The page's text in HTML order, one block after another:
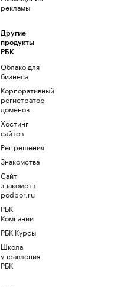
рекламы
Другие
продукты
РБК
Облако для
бизнеса
Корпоративный
регистратор
доменов
Хостинг
сайтов
Рег.решения
Знакомства
Сайт
знакомств
podbor.ru
РБК
Компании
РБК Курсы
Школа
управления
РБК